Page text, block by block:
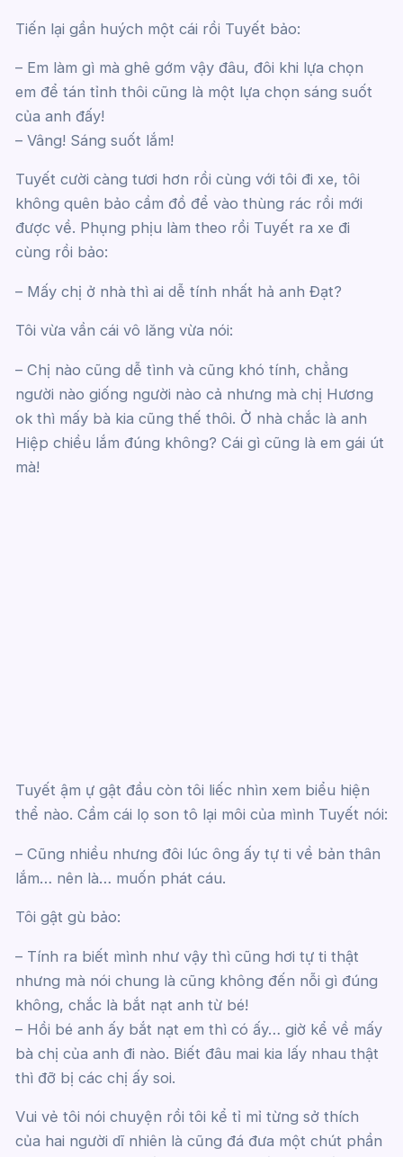
Tiến lại gần huých một cái rồi Tuyết bảo:
– Em làm gì mà ghê gớm vậy đâu, đôi khi lựa chọn
em để tán tỉnh thôi cũng là một lựa chọn sáng suốt
của anh đấy!
– Vâng! Sáng suốt lắm!
Tuyết cười càng tươi hơn rồi cùng với tôi đi xe, tôi
không quên bảo cầm đồ để vào thùng rác rồi mới
được về. Phụng phịu làm theo rồi Tuyết ra xe đi
cùng rồi bảo:
– Mấy chị ở nhà thì ai dễ tính nhất hả anh Đạt?
Tôi vừa vần cái vô lăng vừa nói:
– Chị nào cũng dễ tình và cũng khó tính, chẳng
người nào giống người nào cả nhưng mà chị Hương
ok thì mấy bà kia cũng thế thôi. Ở nhà chắc là anh
Hiệp chiều lắm đúng không? Cái gì cũng là em gái út
mà!
Tuyết ậm ự gật đầu còn tôi liếc nhìn xem biểu hiện
thể nào. Cầm cái lọ son tô lại môi của mình Tuyết nói:
– Cũng nhiều nhưng đôi lúc ông ấy tự ti về bản thân
lắm… nên là… muốn phát cáu.
Tôi gật gù bảo:
– Tính ra biết mình như vậy thì cũng hơi tự ti thật
nhưng mà nói chung là cũng không đến nỗi gì đúng
không, chắc là bắt nạt anh từ bé!
– Hồi bé anh ấy bắt nạt em thì có ấy… giờ kể về mấy
bà chị của anh đi nào. Biết đâu mai kia lấy nhau thật
thì đỡ bị các chị ấy soi.
Vui vẻ tôi nói chuyện rồi tôi kể tỉ mỉ từng sở thích
của hai người dĩ nhiên là cũng đá đưa một chút phần